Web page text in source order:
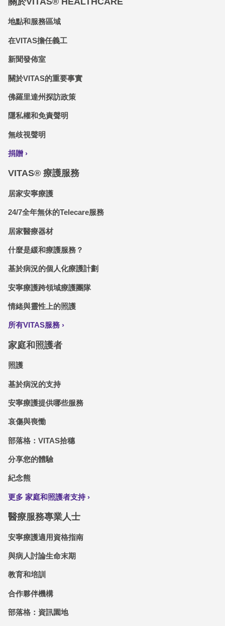
地點和服務區域
在VITAS擔任義工
新聞發佈室
關於VITAS的重要事實
佛羅里達州探訪政策
隱私權和免責聲明
無歧視聲明
捐贈
VITAS® 療護服務
居家安寧療護
24/7全年無休的Telecare服務
居家醫療器材
什麼是緩和療護服務？
基於病況的個人化療護計劃
安寧療護跨領域療護團隊
情緒與靈性上的照護
所有VITAS服務
家庭和照護者
照護
基於病況的支持
安寧療護提供哪些服務
哀傷與喪慟
部落格：VITAS拾穗
分享您的體驗
紀念熊
更多 家庭和照護者支持
醫療服務專業人士
安寧療護適用資格指南
與病人討論生命末期
教育和培訓
合作夥伴機構
部落格：資訊園地